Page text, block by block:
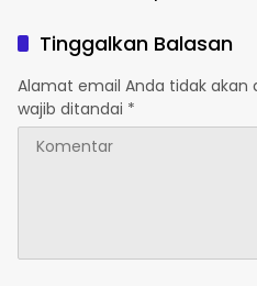
Tinggalkan Balasan
Alamat email Anda tidak akan
wajib ditandai *